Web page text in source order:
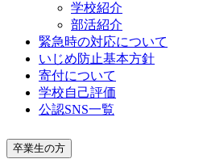
学校紹介
部活紹介
緊急時の対応について
いじめ防止基本方針
寄付について
学校自己評価
公認SNS一覧
卒業生の方